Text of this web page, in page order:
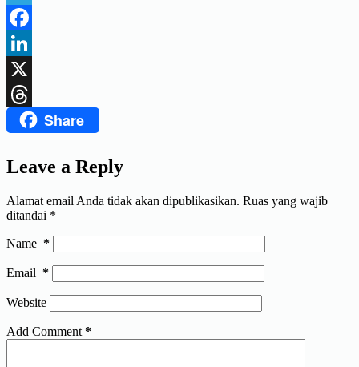
Telegram
Facebook
LinkedIn
X
ThreadsShare
Leave a Reply
Alamat email Anda tidak akan dipublikasikan. Ruas yang wajib
ditandai *
Name *
Email *
Website
Add Comment *